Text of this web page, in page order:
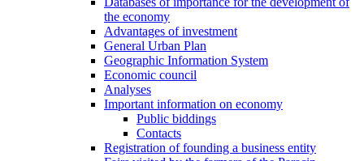
the economy
Advantages of investment
General Urban Plan
Geographic Information System
Еconomic council
Analyses
Important information on economy
Public biddings
Contacts
Registration of founding a business entity